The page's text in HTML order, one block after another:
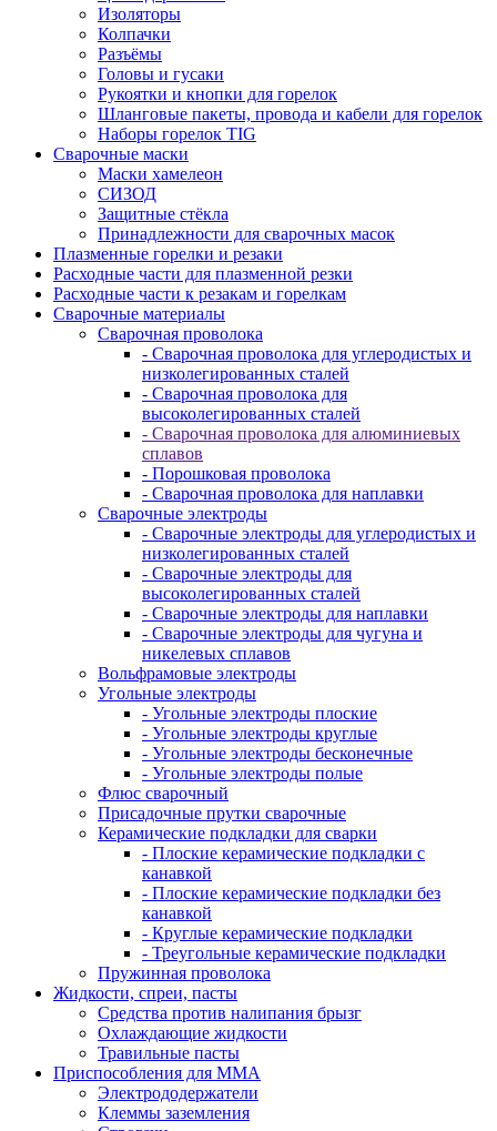
Изоляторы
Колпачки
Разъёмы
Головы и гусаки
Рукоятки и кнопки для горелок
Шланговые пакеты, провода и кабели для горелок
Наборы горелок TIG
Сварочные маски
Маски хамелеон
СИЗОД
Защитные стёкла
Принадлежности для сварочных масок
Плазменные горелки и резаки
Расходные части для плазменной резки
Расходные части к резакам и горелкам
Сварочные материалы
Сварочная проволока
- Сварочная проволока для углеродистых и
низколегированных сталей
- Сварочная проволока для
высоколегированных сталей
- Сварочная проволока для алюминиевых
сплавов
- Порошковая проволока
- Сварочная проволока для наплавки
Сварочные электроды
- Сварочные электроды для углеродистых и
низколегированных сталей
- Сварочные электроды для
высоколегированных сталей
- Сварочные электроды для наплавки
- Сварочные электроды для чугуна и
никелевых сплавов
Вольфрамовые электроды
Угольные электроды
- Угольные электроды плоские
- Угольные электроды круглые
- Угольные электроды бесконечные
- Угольные электроды полые
Флюс сварочный
Присадочные прутки сварочные
Керамические подкладки для сварки
- Плоские керамические подкладки с
канавкой
- Плоские керамические подкладки без
канавкой
- Круглые керамические подкладки
- Треугольные керамические подкладки
Пружинная проволока
Жидкости, спреи, пасты
Средства против налипания брызг
Охлаждающие жидкости
Травильные пасты
Приспособления для ММА
Электрододержатели
Клеммы заземления